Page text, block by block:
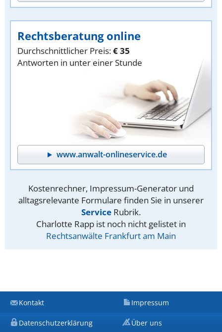
Rechtsberatung online
Durchschnittlicher Preis:€ 35
Antworten in unter einer Stunde
www.anwalt-onlineservice.de
Kostenrechner, Impressum-Generator und
alltagsrelevante Formulare finden Sie in unserer
Service Rubrik.
Charlotte Rapp ist noch nicht gelistet in
Rechtsanwälte Frankfurt am Main
Kontakt Impressum
Datenschutzerklärung Über uns